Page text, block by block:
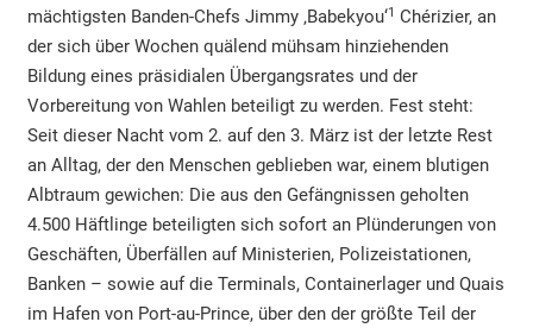
mächtigsten Banden-Chefs Jimmy ‚Babekyou‘1 Chérizier, an
der sich über Wochen quälend mühsam hinziehenden
Bildung eines präsidialen Übergangsrates und der
Vorbereitung von Wahlen beteiligt zu werden. Fest steht:
Seit dieser Nacht vom 2. auf den 3. März ist der letzte Rest
an Alltag, der den Menschen geblieben war, einem blutigen
Albtraum gewichen: Die aus den Gefängnissen geholten
4.500 Häftlinge beteiligten sich sofort an Plünderungen von
Geschäften, Überfällen auf Ministerien, Polizeistationen,
Banken – sowie auf die Terminals, Containerlager und Quais
im Hafen von Port-au-Prince, über den der größte Teil der